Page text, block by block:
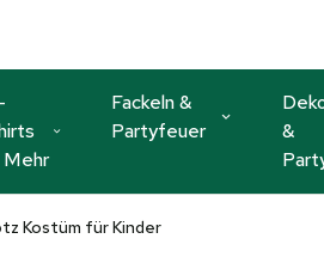
Fackeln &
Partyfeuer
&
Kostüm für Kinder